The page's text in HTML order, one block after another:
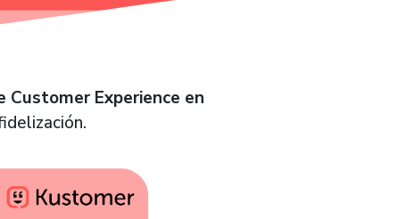
Customer Experience en